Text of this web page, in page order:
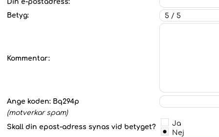
Din e-postadress:
Betyg:
Kommentar:
Ange koden: Bq294p
(motverkar spam)
Skall din epost-adress synas vid betyget?
Ja
Nej